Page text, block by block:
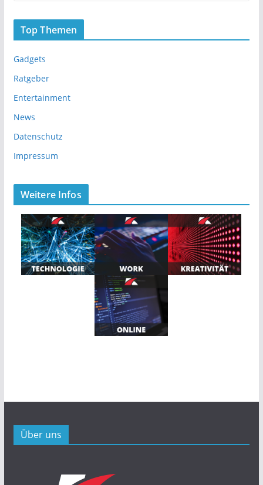
Top Themen
Gadgets
Ratgeber
Entertainment
News
Datenschutz
Impressum
Weitere Infos
Über uns